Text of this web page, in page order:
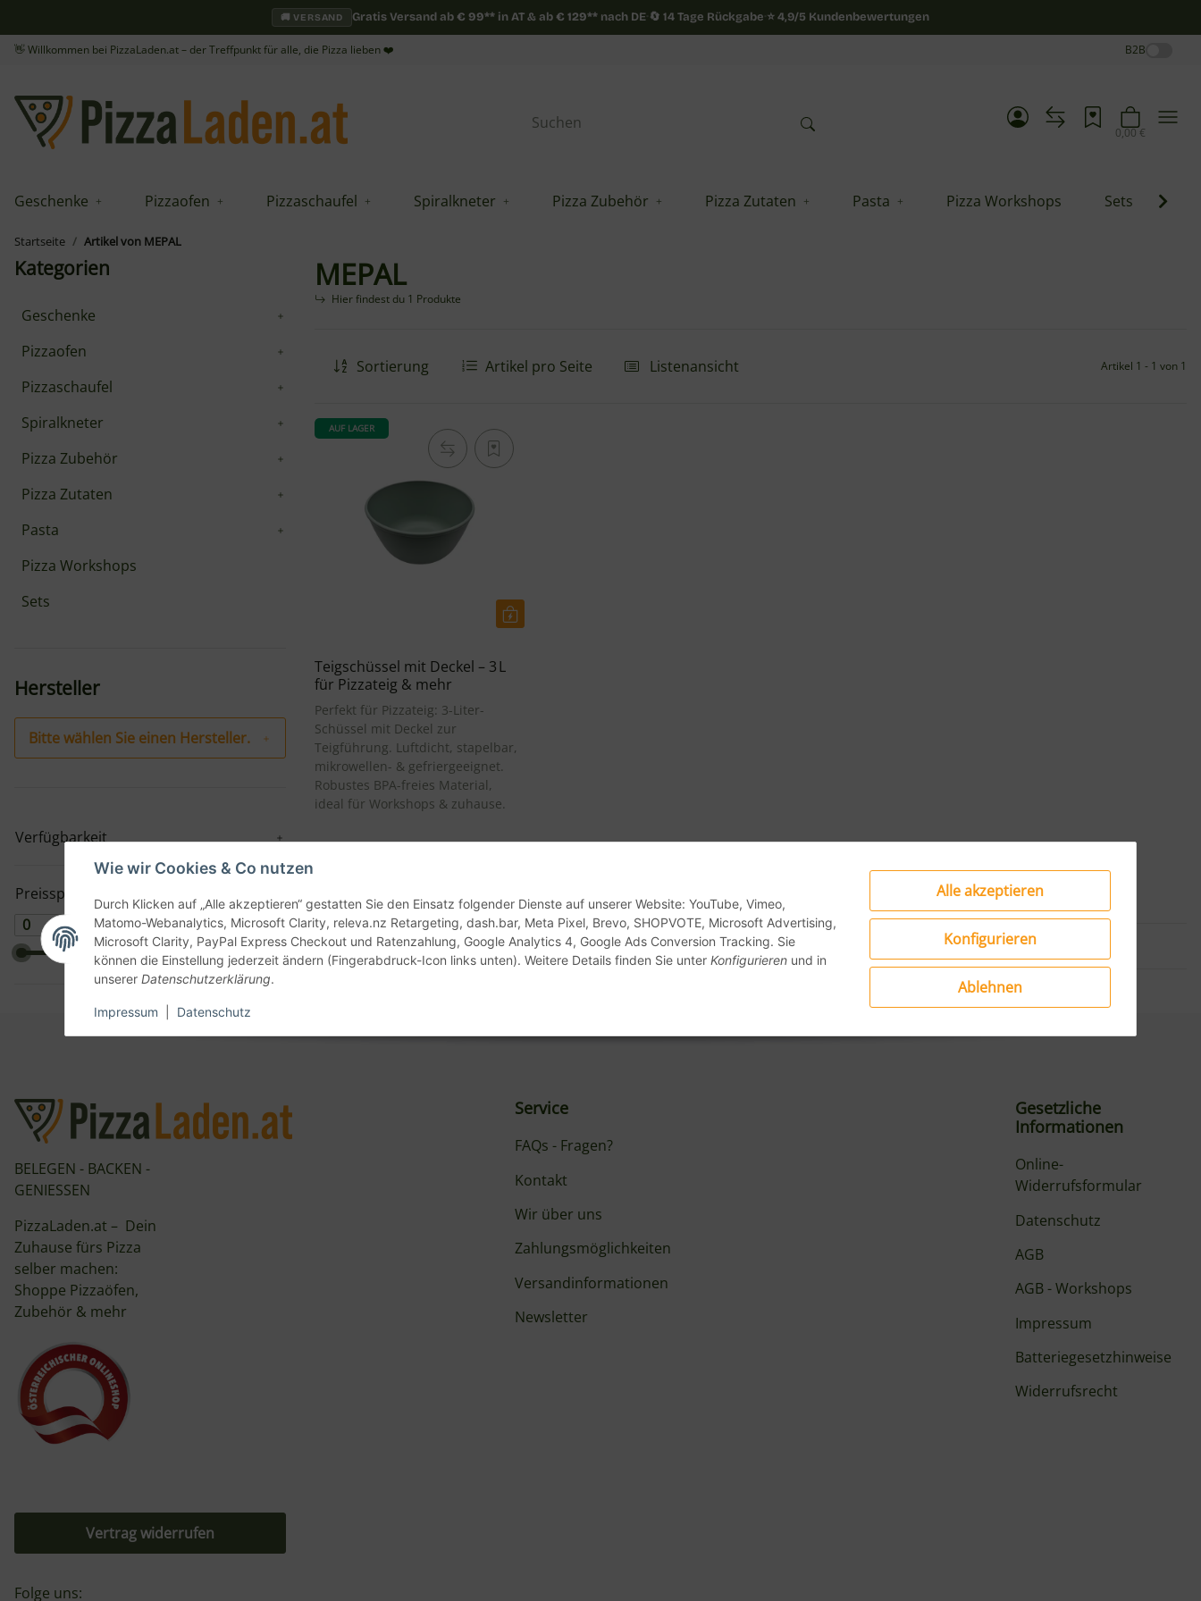
Alle akzeptieren
Konfigurieren
Ablehnen
Wie wir Cookies & Co nutzen
Durch Klicken auf „Alle akzeptieren“ gestatten Sie den Einsatz folgender Dienste auf unserer Website: YouTube, Vimeo,
Matomo-Webanalytics, Microsoft Clarity, releva.nz Retargeting, dash.bar, Meta Pixel, Brevo, SHOPVOTE, Microsoft Advertising,
Microsoft Clarity, PayPal Express Checkout und Ratenzahlung, Google Analytics 4, Google Ads Conversion Tracking. Sie
können die Einstellung jederzeit ändern (Fingerabdruck-Icon links unten). Weitere Details finden Sie unter Konfigurieren und in
unserer Datenschutzerklärung.
Impressum Datenschutz
🚚 VERSAND Gratis Versand ab€ 99** in AT & ab€ 129** nach DE 🔄 14 Tage Rückgabe ⭐ 4,9/5 Kundenbewertungen
👋 Willkommen bei PizzaLaden.at – der Treffpunkt für alle, die Pizza lieben ❤️ B2B
0,00 €
Geschenke Pizzaofen Pizzaschaufel Spiralkneter Pizza Zubehör Pizza Zutaten Pasta Pizza Workshops Sets
Startseite Artikel von MEPAL
MEPAL
Hier findest du 1 Produkte
Sortierung Artikel pro Seite Listenansicht Artikel 1 - 1 von 1
AUF LAGER
Teigschüssel mit Deckel – 3 L
für Pizzateig & mehr
Perfekt für Pizzateig: 3-Liter-
Schüssel mit Deckel zur
Teigführung. Luftdicht, stapelbar,
mikrowellen- & gefriergeeignet.
Robustes BPA-freies Material,
ideal für Workshops & zuhause.
17,99 €*
Lieferzeit:1 - 3 Werktage
Artikel 1 - 1 von 1
Kategorien
Geschenke
Pizzaofen
Pizzaschaufel
Spiralkneter
Pizza Zubehör
Pizza Zutaten
Pasta
Pizza Workshops
Sets
Hersteller
Bitte wählen Sie einen Hersteller.
Verfügbarkeit
Preisspanne
EUR
EUR
BELEGEN - BACKEN -
GENIESSEN
PizzaLaden.at – Dein
Zuhause fürs Pizza
selber machen:
Shoppe Pizzaöfen,
Zubehör & mehr
Service
FAQs - Fragen?
Kontakt
Wir über uns
Zahlungsmöglichkeiten
Versandinformationen
Newsletter
Gesetzliche
Informationen
Online-
Widerrufsformular
Datenschutz
AGB
AGB - Workshops
Impressum
Batteriegesetzhinweise
Widerrufsrecht
Vertrag widerrufen
Folge uns: